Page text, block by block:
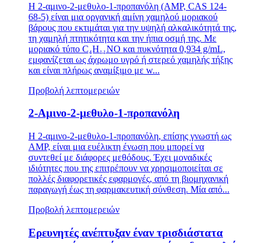
Η 2-αμινο-2-μεθυλο-1-προπανόλη (AMP, CAS 124-
68-5) είναι μια οργανική αμίνη χαμηλού μοριακού
βάρους που εκτιμάται για την υψηλή αλκαλικότητά της,
τη χαμηλή πτητικότητα και την ήπια οσμή της. Με
μοριακό τύπο C₄H₁₁NO και πυκνότητα 0,934 g/mL,
εμφανίζεται ως άχρωμο υγρό ή στερεό χαμηλής τήξης
και είναι πλήρως αναμίξιμο με w...
Προβολή λεπτομερειών
2-Αμινο-2-μεθυλο-1-προπανόλη
Η 2-αμινο-2-μεθυλο-1-προπανόλη, επίσης γνωστή ως
AMP, είναι μια ευέλικτη ένωση που μπορεί να
συντεθεί με διάφορες μεθόδους. Έχει μοναδικές
ιδιότητες που της επιτρέπουν να χρησιμοποιείται σε
πολλές διαφορετικές εφαρμογές, από τη βιομηχανική
παραγωγή έως τη φαρμακευτική σύνθεση. Μία από...
Προβολή λεπτομερειών
Ερευνητές ανέπτυξαν έναν τρισδιάστατα